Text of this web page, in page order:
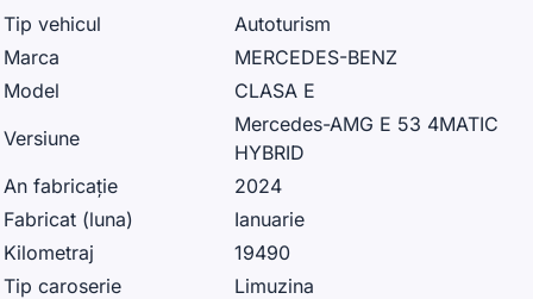
Tip vehicul
Autoturism
Marca
MERCEDES-BENZ
Model
CLASA E
Versiune
Mercedes-AMG E 53 4MATIC
HYBRID
An fabricație
2024
Fabricat (luna)
Ianuarie
Kilometraj
19490
Tip caroserie
Limuzina